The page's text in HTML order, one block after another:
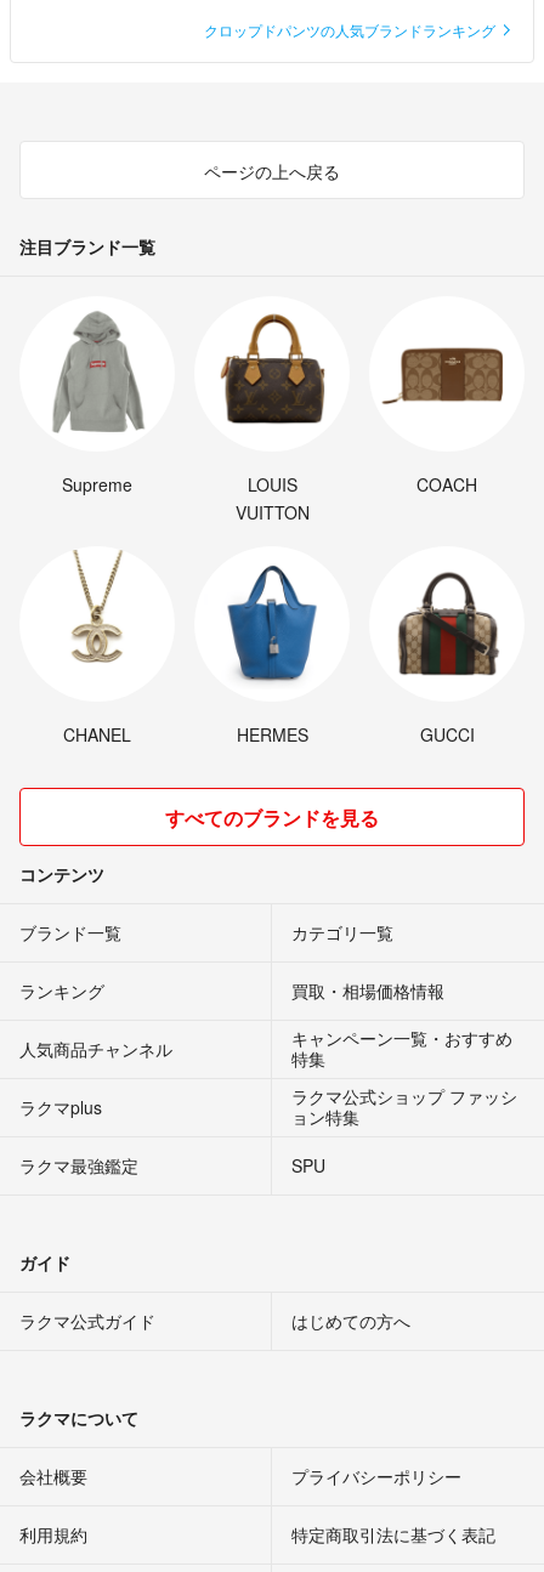
クロップドパンツの人気ブランドランキング
ページの上へ戻る
注目ブランド一覧
Supreme
LOUIS
VUITTON
COACH
CHANEL HERMES GUCCI
すべてのブランドを見る
コンテンツ
ブランド一覧 カテゴリ一覧
ランキング 買取・相場価格情報
人気商品チャンネル
キャンペーン一覧・おすすめ
特集
ラクマplus
ラクマ公式ショップ ファッシ
ョン特集
ラクマ最強鑑定
SPU
ガイド
ラクマ公式ガイド はじめての方へ
ラクマについて
会社概要 プライバシーポリシー
利用規約 特定商取引法に基づく表記